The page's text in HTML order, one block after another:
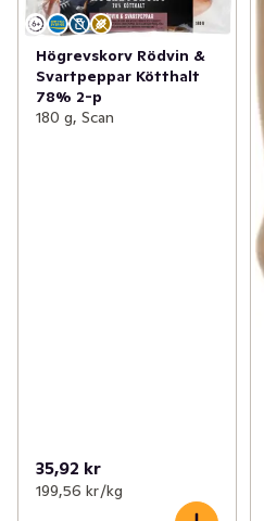
Högrevskorv Rödvin &
Svartpeppar Kötthalt
78% 2-p
180 g, Scan
35,92 kr
199,56 kr /kg